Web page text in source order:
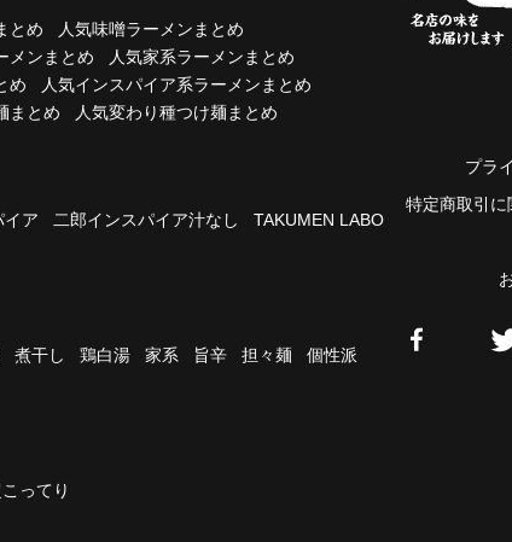
とめ
人気味噌ラーメンまとめ
メンまとめ
人気家系ラーメンまとめ
め
人気インスパイア系ラーメンまとめ
まとめ 人気変わり種つけ麺まとめ
イア 二郎インスパイア汁なし
TAKUMEN LABO
煮干し 鶏白湯 家系 旨辛 担々麺
個性派
ってり
プラ
特定商取引